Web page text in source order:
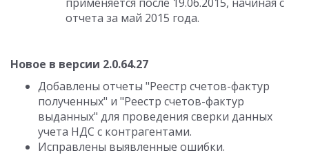
отчета за май 2015 года.
Новое в версии 2.0.64.27
Добавлены отчеты "Реестр счетов-фактур
полученных" и "Реестр счетов-фактур
выданных" для проведения сверки данных
учета НДС с контрагентами.
Исправлены выявленные ошибки.